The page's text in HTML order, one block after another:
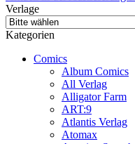
Verlage
Kategorien
Comics
Album Comics
All Verlag
Alligator Farm
ART:9
Atlantis Verlag
Atomax